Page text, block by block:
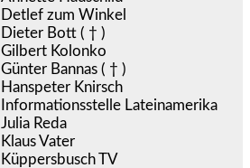
Detlef zum Winkel
Dieter Bott ( † )
Gilbert Kolonko
Günter Bannas ( † )
Hanspeter Knirsch
Informationsstelle Lateinamerika
Julia Reda
Klaus Vater
Küppersbusch TV